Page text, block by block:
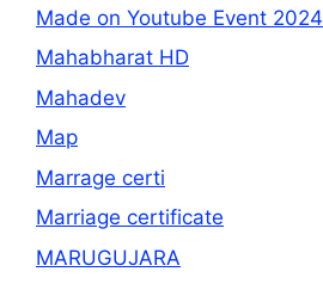
Made on Youtube Event 2024
Mahabharat HD
Mahadev
Map
Marrage certi
Marriage certificate
MARUGUJARA